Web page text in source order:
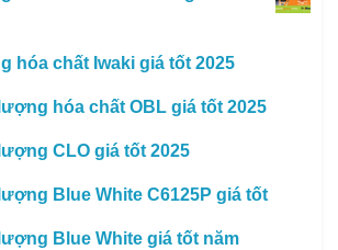
hóa chất Iwaki giá tốt 2025
hóa chất OBL giá tốt 2025
CLO giá tốt 2025
Blue White C6125P giá tốt
Blue White giá tốt năm